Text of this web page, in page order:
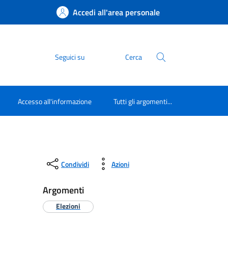
Accedi all'area personale
Seguici su Cerca
Accesso all'informazione Tutti gli argomenti...
Condividi Azioni
Argomenti
Elezioni